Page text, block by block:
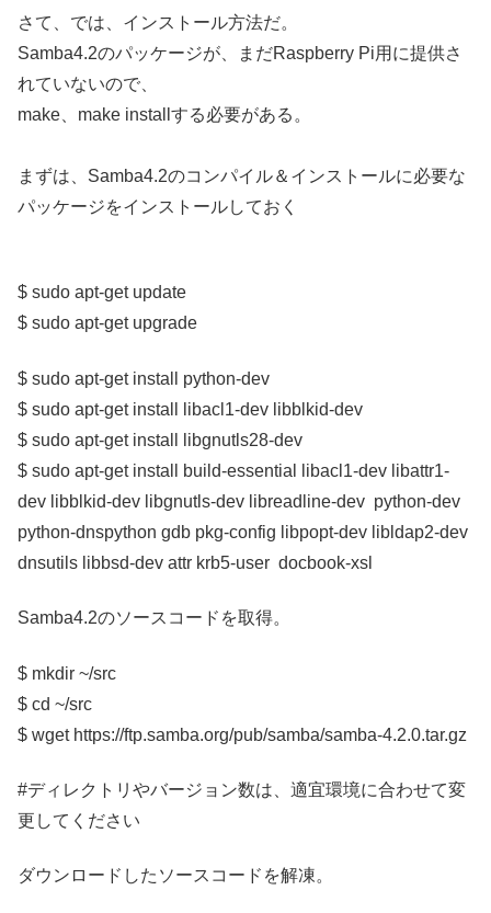
さて、では、インストール方法だ。
Samba4.2のパッケージが、まだRaspberry Pi用に提供さ
れていないので、
make、make installする必要がある。
まずは、Samba4.2のコンパイル＆インストールに必要な
パッケージをインストールしておく
$ sudo apt-get update
$ sudo apt-get upgrade
$ sudo apt-get install python-dev
$ sudo apt-get install libacl1-dev libblkid-dev
$ sudo apt-get install libgnutls28-dev
$ sudo apt-get install build-essential libacl1-dev libattr1-
dev libblkid-dev libgnutls-dev libreadline-dev python-dev
python-dnspython gdb pkg-config libpopt-dev libldap2-dev
dnsutils libbsd-dev attr krb5-user docbook-xsl
Samba4.2のソースコードを取得。
$ mkdir ~/src
$ cd ~/src
$ wget https://ftp.samba.org/pub/samba/samba-4.2.0.tar.gz
#ディレクトリやバージョン数は、適宜環境に合わせて変
更してください
ダウンロードしたソースコードを解凍。